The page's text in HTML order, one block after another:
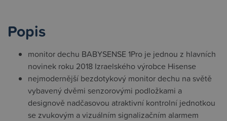
Popis
monitor dechu BABYSENSE 1Pro je jednou z hlavních
novinek roku 2018 Izraelského výrobce Hisense
nejmodernější bezdotykový monitor dechu na světě
vybavený dvěmi senzorovými podložkami a
designově nadčasovou atraktivní kontrolní jednotkou
se zvukovým a vizuálním signalizačním alarmem